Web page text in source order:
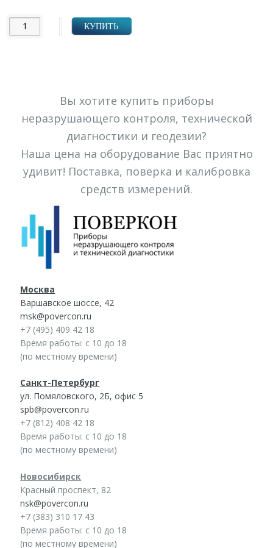
КУПИТЬ
Вы хотите купить приборы
неразрушающего контроля, технической
диагностики и геодезии?
Наша цена на оборудование Вас приятно
удивит! Поставка, поверка и калибровка
средств измерений.
Москва
Варшавское шоссе, 42
msk@povercon.ru
+7 (495) 409 42 18
Время работы: с 10 до 18
(по местному времени)
Санкт-Петербург
ул. Помяловского, 2Б, офис 5
spb@povercon.ru
+7 (812) 408 42 18
Время работы: с 10 до 18
(по местному времени)
Новосибирск
Красный проспект, 82
nsk@povercon.ru
+7 (383) 310 17 43
Время работы: с 10 до 18
(по местному времени)